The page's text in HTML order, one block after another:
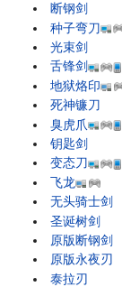
断钢剑
种子弯刀
光束剑
舌锋剑
地狱烙印
死神镰刀
臭虎爪
钥匙剑
变态刀
飞龙
无头骑士剑
圣诞树剑
原版断钢剑
原版永夜刃
泰拉刃